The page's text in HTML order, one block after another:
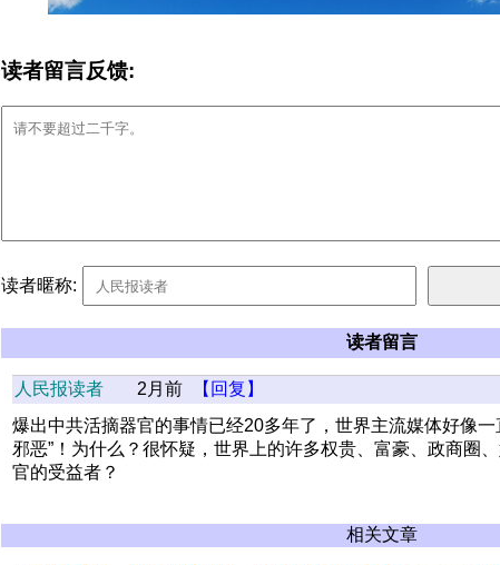
读者留言反馈:
读者暱称:
读者留言
人民报读者 2月前
【回复】
爆出中共活摘器官的事情已经20多年了，世界主流媒体好像
邪恶”！为什么？很怀疑，世界上的许多权贵、富豪、政商圈
官的受益者？
相关文章